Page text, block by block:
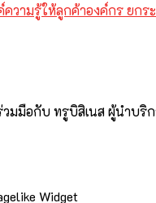
มือกับ ทรูบิสิเนส ผู้นำบ